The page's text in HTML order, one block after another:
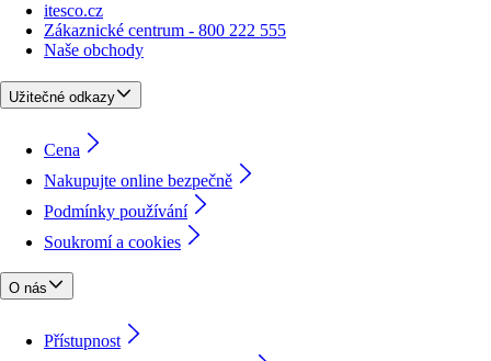
itesco.cz
Zákaznické centrum - 800 222 555
Naše obchody
Užitečné odkazy
Cena
Nakupujte online bezpečně
Podmínky používání
Soukromí a cookies
O nás
Přístupnost